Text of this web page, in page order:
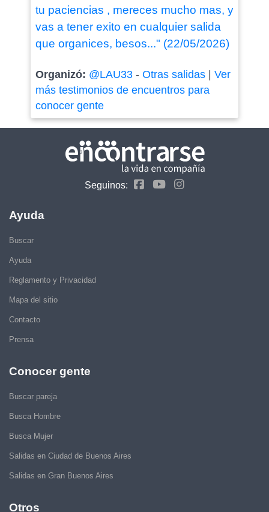
tu paciencias , mereces mucho mas, y
vas a tener exito en cualquier salida
que organices, besos..." (22/05/2026)
Organizó: @LAU33- Otras salidas| Ver
más testimonios de encuentros para
conocer gente
Seguinos:
Ayuda
Buscar
Ayuda
Reglamento y Privacidad
Mapa del sitio
Contacto
Prensa
Conocer gente
Buscar pareja
Busca Hombre
Busca Mujer
Salidas en Ciudad de Buenos Aires
Salidas en Gran Buenos Aires
Otros